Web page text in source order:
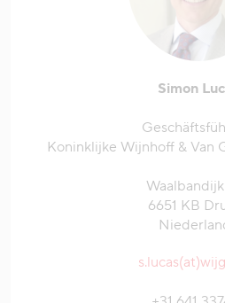
Simon
Koninklijke Wijnhoff & Van
Waalbandijk
6651 KB